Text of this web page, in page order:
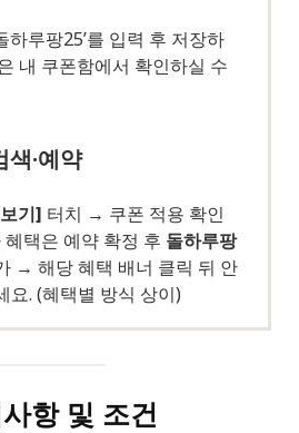
하루팡25’를 입력 후 저장하
내 쿠폰함에서 확인하실 수
색·예약
기] 터치 → 쿠폰 적용 확인
택은 예약 확정 후 돌하루팡
→ 해당 혜택 배너 클릭 뒤 안
요. (혜택별 방식 상이)
항 및 조건